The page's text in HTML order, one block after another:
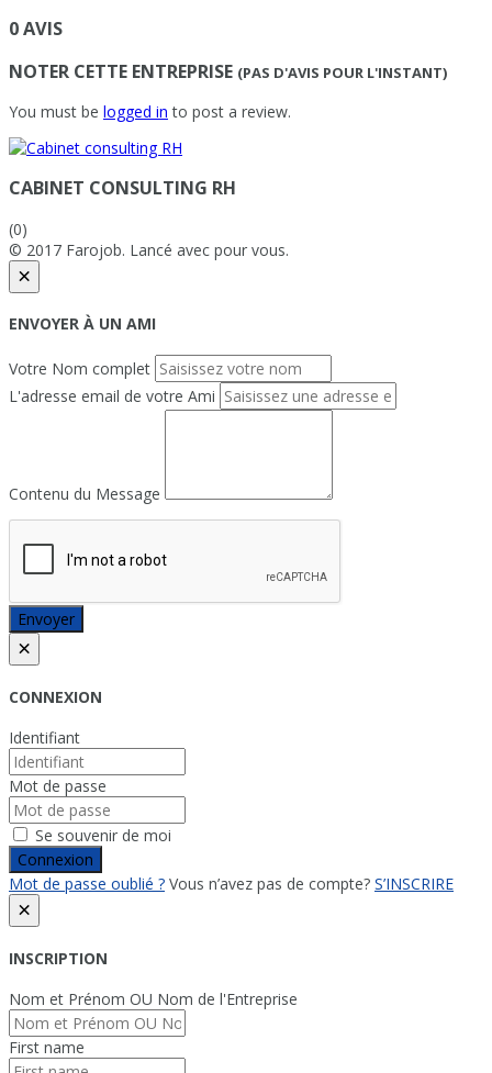
0 AVIS
NOTER CETTE ENTREPRISE (PAS D'AVIS POUR L'INSTANT)
You must be logged in to post a review.
CABINET CONSULTING RH
(0)
© 2017 Farojob. Lancé avec pour vous.
×
ENVOYER À UN AMI
Votre Nom complet
L'adresse email de votre Ami
Contenu du Message
Envoyer
×
CONNEXION
Identifiant
Mot de passe
Se souvenir de moi
Connexion
Mot de passe oublié ? Vous n’avez pas de compte? S’INSCRIRE
×
INSCRIPTION
Nom et Prénom OU Nom de l'Entreprise
First name